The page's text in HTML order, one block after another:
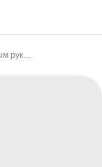
Топ из атласа с длинным рукавом, черный